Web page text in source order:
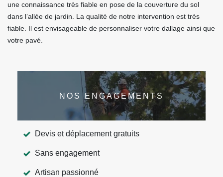
une connaissance très fiable en pose de la couverture du sol
dans l’allée de jardin. La qualité de notre intervention est très
fiable. Il est envisageable de personnaliser votre dallage ainsi que
votre pavé.
NOS ENGAGEMENTS
Devis et déplacement gratuits
Sans engagement
Artisan passionné